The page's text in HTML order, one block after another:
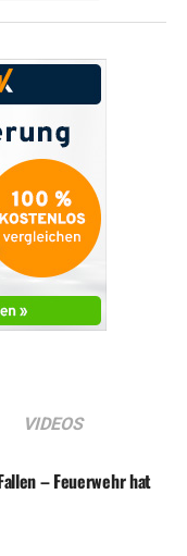
NEWS
und
VIDEOS
– Feuerwehr hat